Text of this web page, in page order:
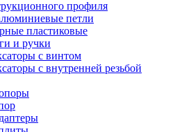
профиля
петли
пластиковые
и ручки
c винтом
c внутренней резьбой